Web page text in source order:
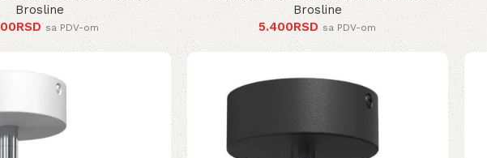
Brosline
RSD sa PDV-om
Brosline
5.400RSD sa PDV-om